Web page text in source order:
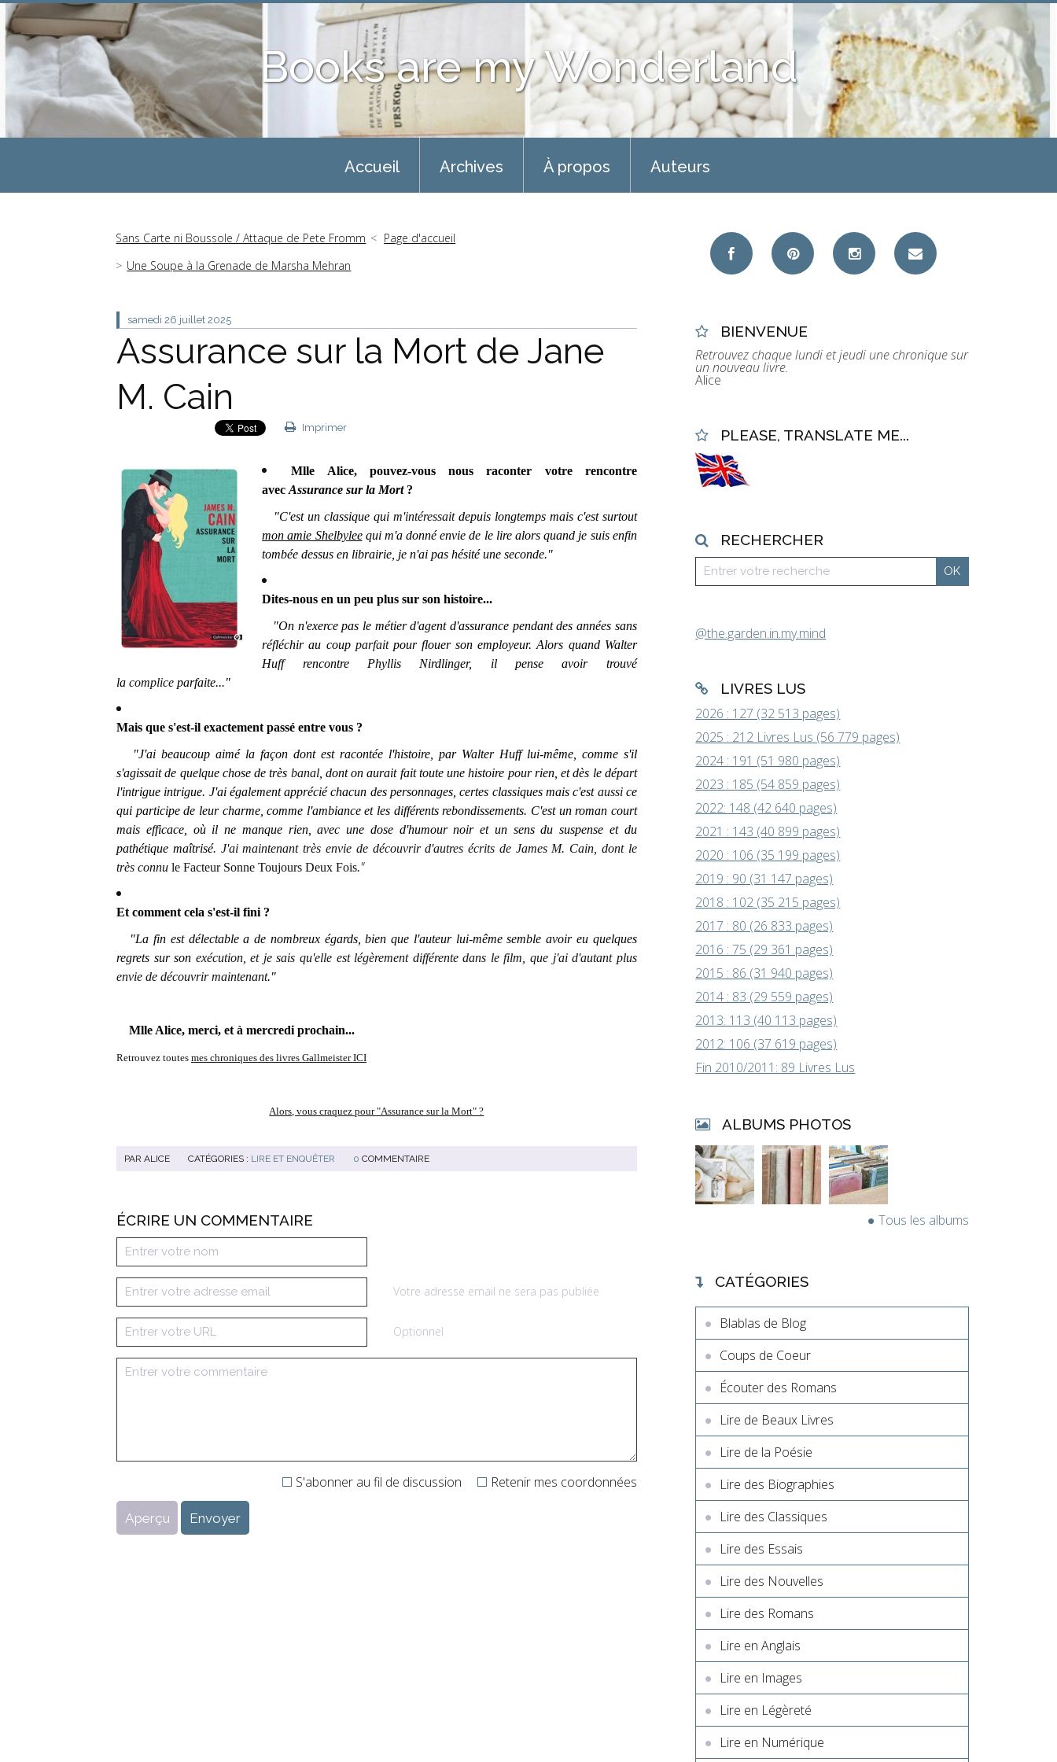
Books are my Wonderland
Accueil Archives À propos Auteurs
Sans Carte ni Boussole / Attaque de Pete Fromm
Page d'accueil
Une Soupe à la Grenade de Marsha Mehran
samedi 26 juillet 2025
Assurance sur la Mort de Jane
M. Cain
Imprimer
Mlle Alice, pouvez-vous nous raconter votre rencontre
avecAssurance sur la Mort ?
"C'est un classique qui m'intéressait depuis longtemps mais c'est surtout
mon amie Shelbyleequi m'a donné envie de le lire alors quand je suis enfin
tombée dessus en librairie, je n'ai pas hésité une seconde."
Dites-nous en un peu plus sur son histoire...
"On n'exerce pas le métier d'agent d'assurance pendant des années sans
réfléchir au coup parfaitpour flouer son employeur. Alors quand Walter
Huff rencontre Phyllis Nirdlinger, il pense avoir trouvé
la complice parfaite..."
Mais que s'est-il exactement passé entre vous ?
"J'ai beaucoup aimé la façon dont est racontée l'histoire, par Walter Huff lui-même, comme s'il
s'agissait de quelque chose de très banal, dont on aurait fait toute une histoire pour rien, et dès le départ
l'intrigue intrigue. J'ai également apprécié chacun des personnages, certes classiques mais c'est aussice
qui participe de leur charme, comme l'ambiance et les différents rebondissements. C'est un roman court
mais efficace, où il ne manque rien, avec une dose d'humour noir et un sens du suspense et du
pathétique maîtrisé. J'ai maintenant très envie de découvrir d'autres écrits de James M. Cain, dont le
très connu le Facteur Sonne Toujours Deux Fois."
Et comment cela s'est-il fini ?
"La fin est délectable a de nombreux égards, bien que l'auteur lui-même semble avoir eu quelques
regrets sur son exécution, et je sais qu'elle est légèrement différente dans le film, que j'ai d'autant plus
envie de découvrir maintenant."
Mlle Alice, merci, et à mercredi prochain...
Retrouvez toutes mes chroniques des livres Gallmeister ICI
Alors, vous craquez pour "Assurance sur la Mort" ?
PAR ALICE CATÉGORIES : LIRE ET ENQUÊTER 0 COMMENTAIRE
ÉCRIRE UN COMMENTAIRE
Votre adresse email ne sera pas publiée
Optionnel
Retenir mes coordonnées
S'abonner au fil de discussion
BIENVENUE
Retrouvez chaque lundi et jeudi une chronique sur
un nouveau livre.
Alice
PLEASE, TRANSLATE ME...
RECHERCHER
@the.garden.in.my.mind
LIVRES LUS
2026 : 127 (32 513 pages)
2025 : 212 Livres Lus (56 779 pages)
2024 : 191 (51 980 pages)
2023 : 185 (54 859 pages)
2022: 148 (42 640 pages)
2021 : 143 (40 899 pages)
2020 : 106 (35 199 pages)
2019 : 90 (31 147 pages)
2018 : 102 (35 215 pages)
2017 : 80 (26 833 pages)
2016 : 75 (29 361 pages)
2015 : 86 (31 940 pages)
2014 : 83 (29 559 pages)
2013: 113 (40 113 pages)
2012: 106 (37 619 pages)
Fin 2010/2011: 89 Livres Lus
ALBUMS PHOTOS
Tous les albums
CATÉGORIES
Blablas de Blog
Coups de Coeur
Écouter des Romans
Lire de Beaux Livres
Lire de la Poésie
Lire des Biographies
Lire des Classiques
Lire des Essais
Lire des Nouvelles
Lire des Romans
Lire en Anglais
Lire en Images
Lire en Légèreté
Lire en Numérique